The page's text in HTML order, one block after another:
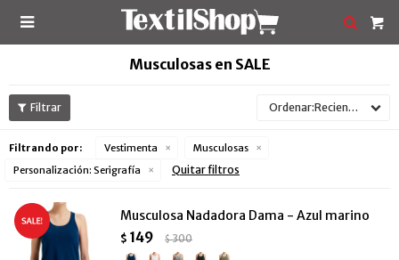

Musculosas en SALE
Recientes
Filtrando por: Vestimenta
Musculosas
Personalización: Serigrafía Quitar filtros
Musculosa Nadadora Dama - Azul marino
$ 149 $300